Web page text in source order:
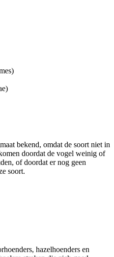
bekend, omdat de soort niet in
doordat de vogel weinig of
of doordat er nog geen
soort.
hazelhoenders en